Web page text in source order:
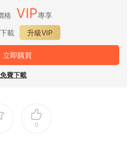
格 VIP專享
載
升級VIP
立即購買
費下載
0